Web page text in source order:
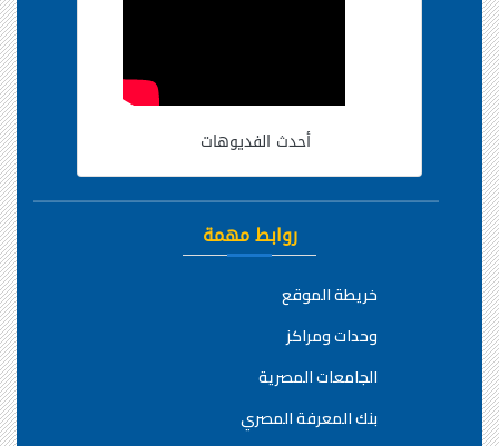
أحدث الفديوهات
روابط مهمة
خريطة الموقع
وحدات ومراكز
الجامعات المصرية
بنك المعرفة المصري